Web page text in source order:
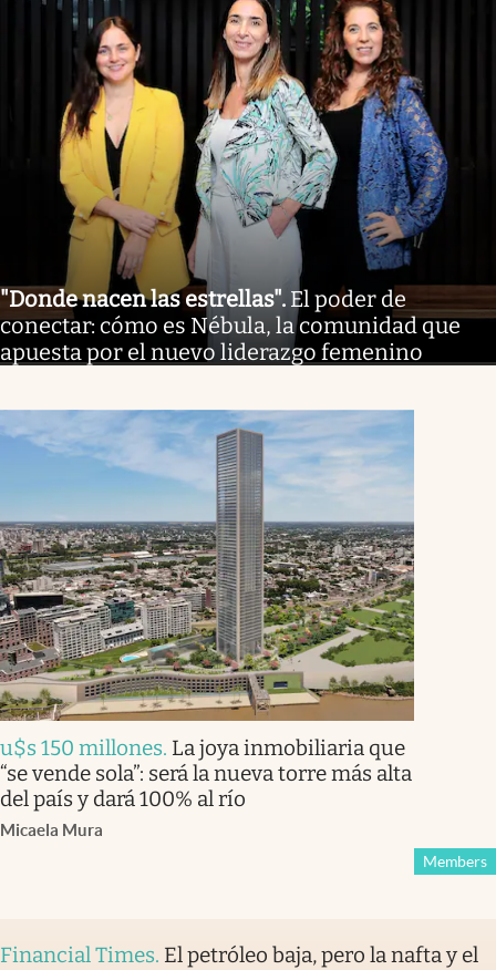
"Donde nacen las estrellas". El poder de
conectar: cómo es Nébula, la comunidad que
apuesta por el nuevo liderazgo femenino
u$s 150 millones. La joya inmobiliaria que
“se vende sola”: será la nueva torre más alta
del país y dará 100% al río
Micaela Mura
Members
Financial Times. El petróleo baja, pero la nafta y el